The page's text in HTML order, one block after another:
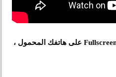
- بعد تثبيت تطبيق Fullscreen Immersive على هاتفك المحمول ،